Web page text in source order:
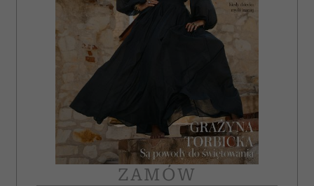
ZAMÓW